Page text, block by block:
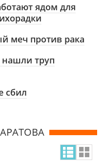
ядом для
меч против рака
нашли труп
сбил